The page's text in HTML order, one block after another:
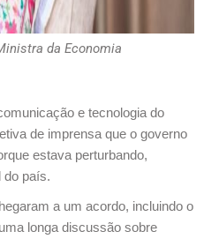
da Economia
e tecnologia do
de imprensa que o governo
estava perturbando,
do país.
a um acordo, incluindo o
longa discussão sobre